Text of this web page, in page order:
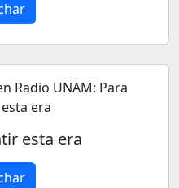
esta era